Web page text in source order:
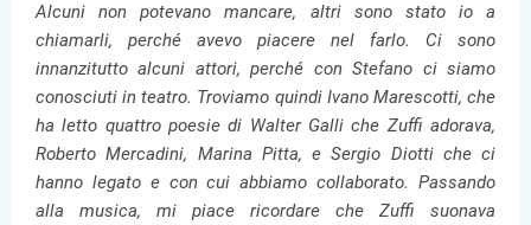
Alcuni non potevano mancare, altri sono stato io a
chiamarli, perché avevo piacere nel farlo. Ci sono
innanzitutto alcuni attori, perché con Stefano ci siamo
conosciuti in teatro. Troviamo quindi Ivano Marescotti, che
ha letto quattro poesie di Walter Galli che Zuffi adorava,
Roberto Mercadini, Marina Pitta, e Sergio Diotti che ci
hanno legato e con cui abbiamo collaborato. Passando
alla musica, mi piace ricordare che Zuffi suonava